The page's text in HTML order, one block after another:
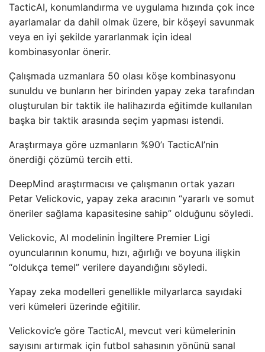
TacticAI, konumlandırma ve uygulama hızında çok ince
ayarlamalar da dahil olmak üzere, bir köşeyi savunmak
veya en iyi şekilde yararlanmak için ideal
kombinasyonlar önerir.
Çalışmada uzmanlara 50 olası köşe kombinasyonu
sunuldu ve bunların her birinden yapay zeka tarafından
oluşturulan bir taktik ile halihazırda eğitimde kullanılan
başka bir taktik arasında seçim yapması istendi.
Araştırmaya göre uzmanların %90’ı TacticAI’nin
önerdiği çözümü tercih etti.
DeepMind araştırmacısı ve çalışmanın ortak yazarı
Petar Velickovic, yapay zeka aracının “yararlı ve somut
öneriler sağlama kapasitesine sahip” olduğunu söyledi.
Velickovic, AI modelinin İngiltere Premier Ligi
oyuncularının konumu, hızı, ağırlığı ve boyuna ilişkin
“oldukça temel” verilere dayandığını söyledi.
Yapay zeka modelleri genellikle milyarlarca sayıdaki
veri kümeleri üzerinde eğitilir.
Velickovic’e göre TacticAI, mevcut veri kümelerinin
sayısını artırmak için futbol sahasının yönünü sanal